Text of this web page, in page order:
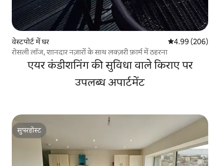
वेस्टपोर्ट में घर औसत रेटिंग 5 में से
4.99 (206)
रोसली लॉज, शानदार नज़ारों के साथ लक्ज़री फ़ार्म में ठहरना
एयर कंडीशनिंग की सुविधा वाले किराए पर
उपलब्ध अपार्टमेंट
सुपरहोस्ट
सुपरहोस्ट